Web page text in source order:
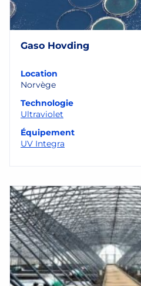
Gaso Hovding
Location
Norvège
Technologie
Ultraviolet
Équipement
UV Integra